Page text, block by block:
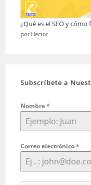
¿Qué es el SEO y cómo
por Hector
Subscríbete a
Nombre*
Correo electrónico*